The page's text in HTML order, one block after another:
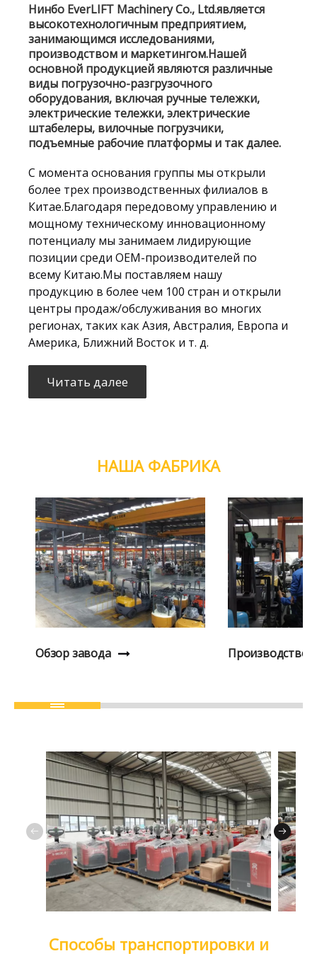
Нинбо EverLIFT Machinery Co., Ltd.является
высокотехнологичным предприятием,
занимающимся исследованиями,
производством и маркетингом.Нашей
основной продукцией являются различные
виды погрузочно-разгрузочного
оборудования, включая ручные тележки,
электрические тележки, электрические
штабелеры, вилочные погрузчики,
подъемные рабочие платформы и так далее.
С момента основания группы мы открыли
более трех производственных филиалов в
Китае.Благодаря передовому управлению и
мощному техническому инновационному
потенциалу мы занимаем лидирующие
позиции среди OEM-производителей по
всему Китаю.Мы поставляем нашу
продукцию в более чем 100 стран и открыли
центры продаж/обслуживания во многих
регионах, таких как Азия, Австралия, Европа и
Америка, Ближний Восток и т. д.
Читать далее
НАША ФАБРИКА
Обзор завода Производство
Способы транспортировки и